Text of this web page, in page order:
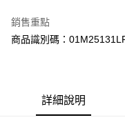
台灣樂天信用卡公司
大哥付你分期
相關說明
流程，驗證手機門號後，選
成交易。
【關於「AFTEE先享後付」】
AFTEE先享後付是「在收到
ATM付款
銷售重點
商品識別碼：
詳細說明